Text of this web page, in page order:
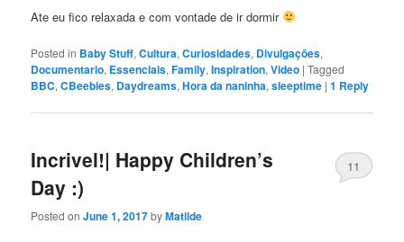
Ate eu fico relaxada e com vontade de ir dormir
Posted in Baby Stuff,Cultura,Curiosidades, Divulgaçōes,
Documentario, Essenciais,Family,Inspiration,Video |Tagged
BBC,CBeebies, Daydreams,Hora da naninha,sleeptime |1 Reply
Incrivel!| Happy Children’s
Day :)
Posted onJune 1, 2017byMatilde
11